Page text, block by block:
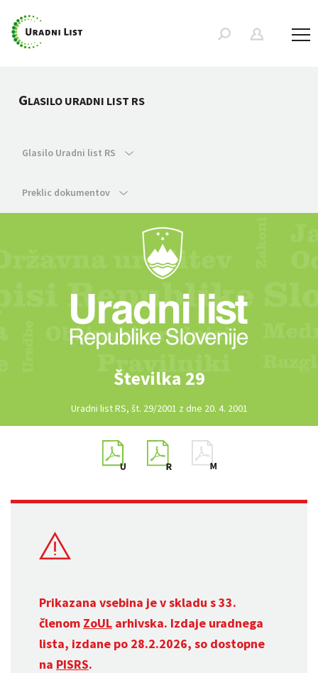
GLASILO URADNI LIST RS
Glasilo Uradni list RS
Preklic dokumentov
Številka 29
Uradni list RS, št. 29/2001 z dne 20. 4. 2001
Prikazana vsebina je v skladu s 33.
členom ZoUL arhivska. Izdaje uradnega
lista, izdane po 28.2.2026, so dostopne
na PISRS.